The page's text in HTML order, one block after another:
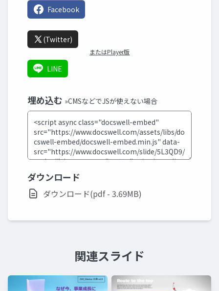
Facebook
(Twitter)
またはPlayer版
LINE
埋め込む »CMSなどでJSが使えない場合
ダウンロード
ダウンロード(pdf - 3.69MB)
関連スライド